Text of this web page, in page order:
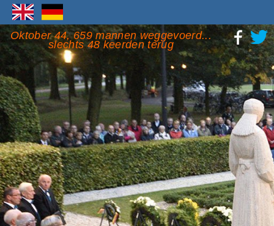
Oktober 44, 659 mannen weggevoerd...
slechts 48 keerden terug